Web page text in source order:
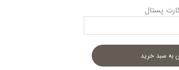
پستال
به سبد خرید